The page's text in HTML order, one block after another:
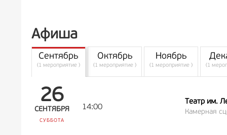
Афиша
Сентябрь
(1 мероприятие )
Октябрь
(1 мероприятие )
Ноябрь
(1 мероприятие ) (1
26
СЕНТЯБРЯ
СУББОТА
14:00
Театр им.
Камерная